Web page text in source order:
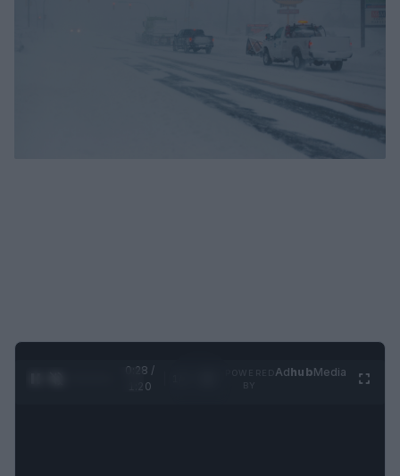
0:28 /
1:20
AdhubMedia